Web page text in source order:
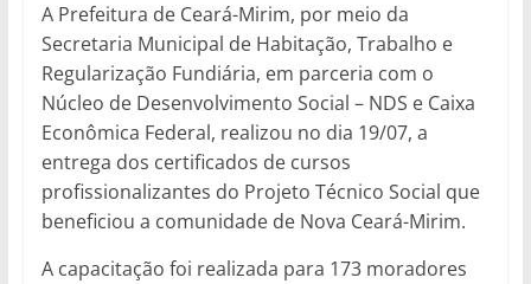
A Prefeitura de Ceará-Mirim, por meio da
Secretaria Municipal de Habitação, Trabalho e
Regularização Fundiária, em parceria com o
Núcleo de Desenvolvimento Social – NDS e Caixa
Econômica Federal, realizou no dia 19/07, a
entrega dos certificados de cursos
profissionalizantes do Projeto Técnico Social que
beneficiou a comunidade de Nova Ceará-Mirim.
A capacitação foi realizada para 173 moradores